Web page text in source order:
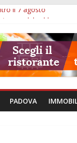
il 7 agosto
un’opera
gasolio e IA nei
PADOVA